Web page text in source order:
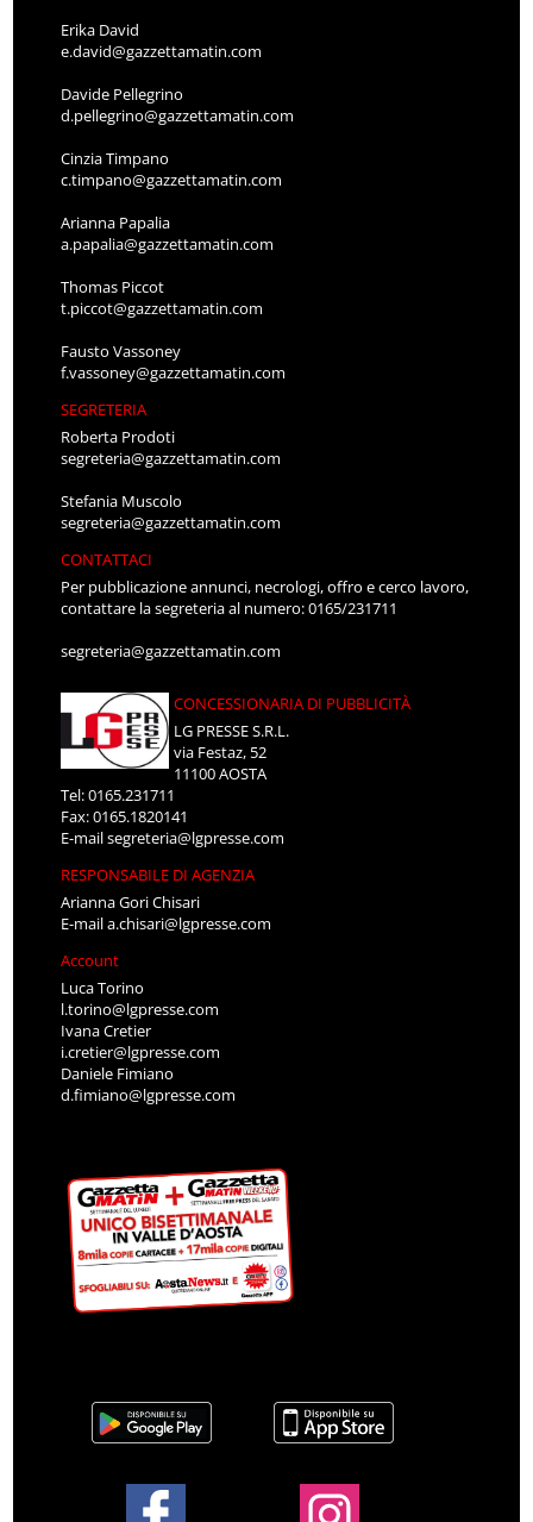
Erika David
e.david@gazzettamatin.com
Davide Pellegrino
d.pellegrino@gazzettamatin.com
Cinzia Timpano
c.timpano@gazzettamatin.com
Arianna Papalia
a.papalia@gazzettamatin.com
Thomas Piccot
t.piccot@gazzettamatin.com
Fausto Vassoney
f.vassoney@gazzettamatin.com
SEGRETERIA
Roberta Prodoti
segreteria@gazzettamatin.com
Stefania Muscolo
segreteria@gazzettamatin.com
CONTATTACI
Per pubblicazione annunci, necrologi, offro e cerco lavoro,
contattare la segreteria al numero: 0165/231711
segreteria@gazzettamatin.com
CONCESSIONARIA DI PUBBLICITÀ
LG PRESSE S.R.L.
via Festaz, 52
11100 AOSTA
Tel: 0165.231711
Fax: 0165.1820141
E-mailsegreteria@lgpresse.com
RESPONSABILE DI AGENZIA
Arianna Gori Chisari
E-maila.chisari@lgpresse.com
Account
Luca Torino
l.torino@lgpresse.com
Ivana Cretier
i.cretier@lgpresse.com
Daniele Fimiano
d.fimiano@lgpresse.com